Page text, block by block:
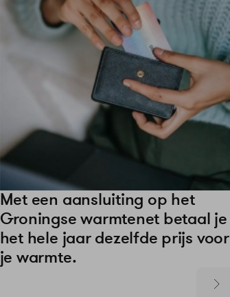
Met een aansluiting op het
Groningse warmtenet betaal je
het hele jaar dezelfde prijs voor
je warmte.